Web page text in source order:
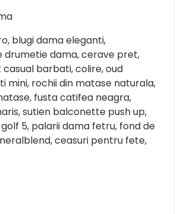
blugi dama eleganti,
drumetie dama, cerave pret,
barbati, colire, oud
mini, rochii din matase naturala,
fusta catifea neagra,
sutien balconette push up,
5, palarii dama fetru, fond de
ceasuri pentru fete,